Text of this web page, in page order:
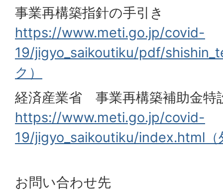
事業再構築指針の手引き
https://www.meti.go.jp/covid-
19/jigyo_saikoutiku/pdf/
ク）
経済産業省 事業再構築補助金特
https://www.meti.go.jp/covid-
19/jigyo_saikoutiku/index.html（
お問い合わせ先